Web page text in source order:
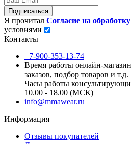
Подписаться
Я прочитал Согласие на
условиями
Контакты
+7-900-353-13-74
Время работы онлайн-
заказов, подбор товаров и т.д.
Часы работы
10.00 - 18.00 (МСК)
info@mmawear.ru
Информация
Отзывы покупателей